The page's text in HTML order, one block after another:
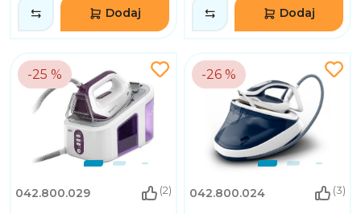
Dodaj Dodaj
-25 %
042.800.029 (2)
-26 %
042.800.024 (3)